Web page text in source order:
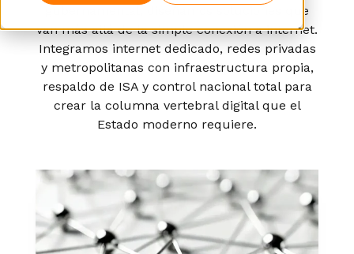
gubernamental, diseñamos soluciones que
van más allá de la simple conexión a internet.
Integramos internet dedicado, redes privadas
y metropolitanas con infraestructura propia,
respaldo de ISA y control nacional total para
crear la columna vertebral digital que el
Estado moderno requiere.